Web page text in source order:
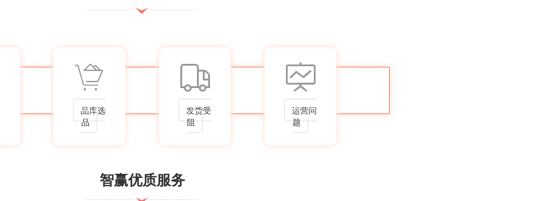
品库选
品
发货受
阻
运营问
题
智赢优质服务